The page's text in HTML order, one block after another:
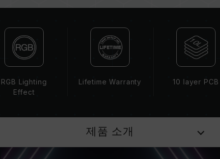
CPU 메모리 컨트롤러(IMC)의 품질과 현재 사용
영향을 줄 수 있습니다.
메모리의 최종 작동 주파수는 시스템 BIOS 설정
과 메인보드, CPU의 호환성에 따라 달라집니다.
XMP 2.0(Intel) 가 활성화되지 않은 경우, 메모리
DDR4-2133/2400 또는 그 이하로 실행됩니다.
지 못할 수 있으며, 최종 작동 주파수는 시스템 설
정 및 하드웨어 사양에 의해 제한됩니다.
RGB Lighting
Effect
Lifetime Warranty 10 layer PCB
제품 소개